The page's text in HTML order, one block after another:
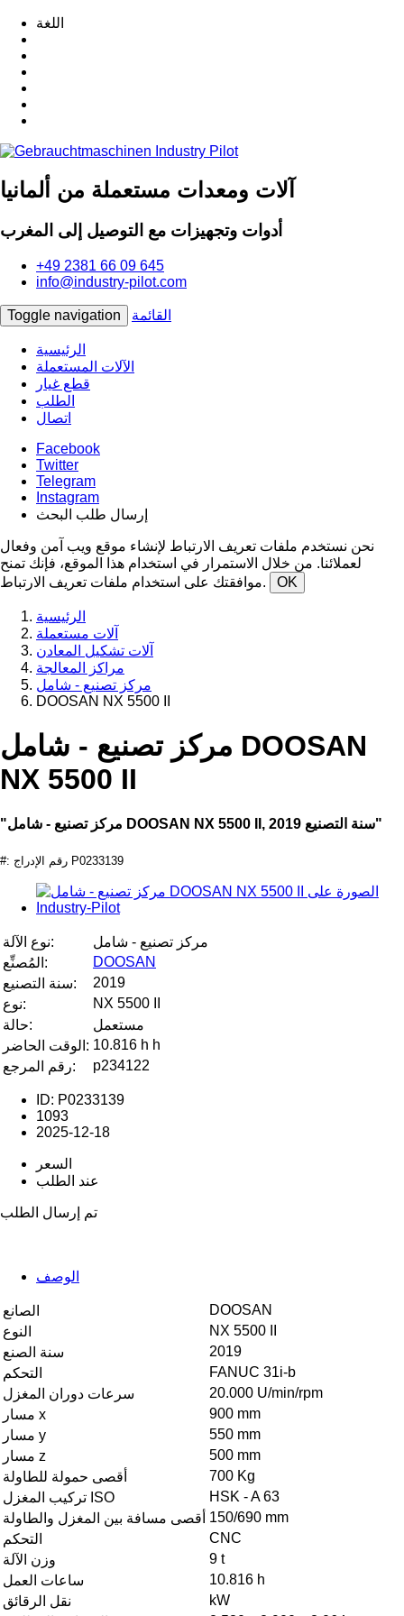
اللغة
آلات ومعدات مستعملة من ألمانيا
أدوات وتجهيزات مع التوصيل إلى المغرب
+49 2381 66 09 645
info@industry-pilot.com
Toggle navigation القائمة
الرئيسية
الآلات المستعملة
قطع غيار
الطلب
اتصال
Facebook
Twitter
Telegram
Instagram
إرسال طلب البحث
نحن نستخدم ملفات تعريف الارتباط لإنشاء موقع ويب آمن وفعال
لعملائنا. من خلال الاستمرار في استخدام هذا الموقع، فإنك تمنح
موافقتك على استخدام ملفات تعريف الارتباط.
OK
الرئيسية
آلات مستعملة
آلات تشكيل المعادن
مراكز المعالجة
مركز تصنيع - شامل
DOOSAN NX 5500 II
مركز تصنيع - شامل DOOSAN
NX 5500 II
"مركز تصنيع - شامل DOOSAN NX 5500 II, سنة التصنيع 2019"
#: رقم الإدراج P0233139
نوع الآلة:
مركز تصنيع - شامل
المُصنِّع:
DOOSAN
سنة التصنيع:
2019
نوع:
NX 5500 II
حالة:
مستعمل
الوقت الحاضر: 10.816 h h
رقم المرجع:
p234122
ID: P0233139
1093
2025-12-18
السعر
عند الطلب
تم إرسال الطلب
الوصف
الصانع
DOOSAN
النوع
NX 5500 II
سنة الصنع
2019
التحكم
FANUC 31i-b
سرعات دوران المغزل
20.000 U/min/rpm
مسار x
900 mm
مسار y
550 mm
مسار z
500 mm
أقصى حمولة للطاولة
700 Kg
تركيب المغزل ISO
HSK - A 63
أقصى مسافة بين المغزل والطاولة 150/690 mm
التحكم
CNC
وزن الآلة
9 t
ساعات العمل
10.816 h
نقل الرقائق
kW